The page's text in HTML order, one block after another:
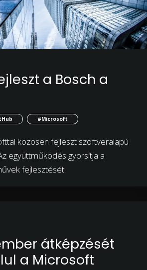
a Bosch a
#Microsoft
közösen fejleszt szoftveralapú
együttműködés gyorsítja a
fejlesztését.
átképzését
a Microsoft